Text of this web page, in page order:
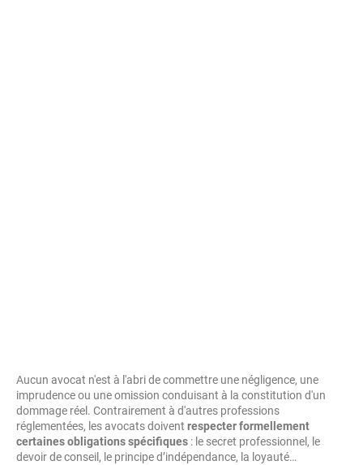
Aucun avocat n'est à l'abri de commettre une négligence, une
imprudence ou une omission conduisant à la constitution d'un
dommage réel. Contrairement à d'autres professions
réglementées, les avocats doivent respecter formellement
certaines obligations spécifiques : le secret professionnel, le
devoir de conseil, le principe d’indépendance, la loyauté…